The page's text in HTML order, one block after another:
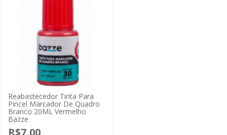
Reabastecedor Tinta Para
Pincel Marcador De Quadro
Branco 20ML Vermelho
Bazze
R$7,00